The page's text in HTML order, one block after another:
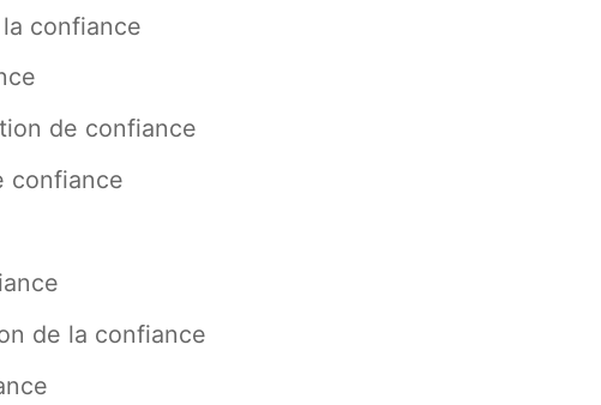
confiance
de confiance
confiance
de la confiance